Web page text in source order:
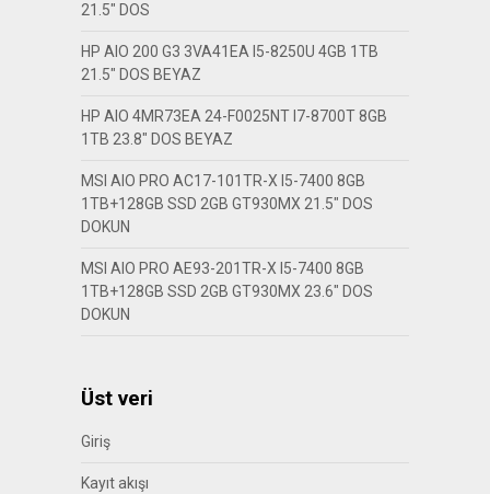
21.5″ DOS
HP AIO 200 G3 3VA41EA I5-8250U 4GB 1TB
21.5″ DOS BEYAZ
HP AIO 4MR73EA 24-F0025NT I7-8700T 8GB
1TB 23.8″ DOS BEYAZ
MSI AIO PRO AC17-101TR-X I5-7400 8GB
1TB+128GB SSD 2GB GT930MX 21.5″ DOS
DOKUN
MSI AIO PRO AE93-201TR-X I5-7400 8GB
1TB+128GB SSD 2GB GT930MX 23.6″ DOS
DOKUN
Üst veri
Giriş
Kayıt akışı